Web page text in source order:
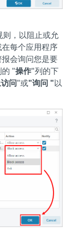
，以阻止或允
每个应用程序
会询问您是要
的 "操作"列的下
问"或"询问 "以